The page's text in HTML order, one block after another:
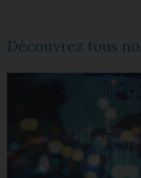
Découvrez tous